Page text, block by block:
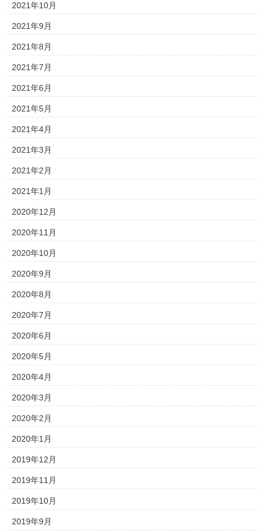
2021年10月
2021年9月
2021年8月
2021年7月
2021年6月
2021年5月
2021年4月
2021年3月
2021年2月
2021年1月
2020年12月
2020年11月
2020年10月
2020年9月
2020年8月
2020年7月
2020年6月
2020年5月
2020年4月
2020年3月
2020年2月
2020年1月
2019年12月
2019年11月
2019年10月
2019年9月